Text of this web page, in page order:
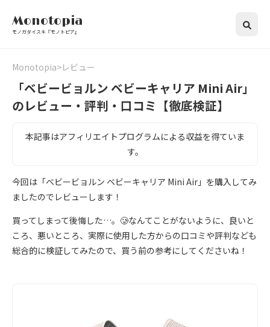
Monotopia
モノガダイスキ『モノトピア』
Monotopia レビュー
「ベビービョルン ベビーキャリア Mini Air」
のレビュー・評判・口コミ【徹底検証】
本記事はアフィリエイトプログラムによる収益を得ていま
す。
今回は「ベビービョルン ベビーキャリア Mini Air」を購入してみ
ましたのでレビューします！
買ってしまって後悔した…。🥲なんてことがないように、良いと
ころ、悪いところ、実際に使用した方からの口コミや評判なども
総合的に検証してみたので、買う前の参考にしてくださいね！